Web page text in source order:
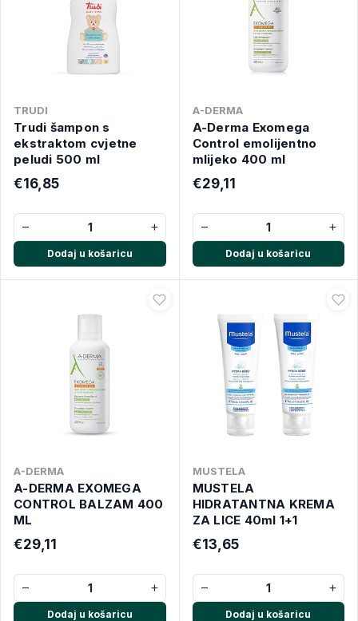
TRUDI
Trudi šampon s
ekstraktom cvjetne
peludi 500 ml
€16,85
− +
Dodaj u košaricu
A-DERMA
A-Derma Exomega
Control emolijentno
mlijeko 400 ml
€29,11
− +
Dodaj u košaricu
A-DERMA
A-DERMA EXOMEGA
CONTROL BALZAM 400
ML
€29,11
− +
Dodaj u košaricu
MUSTELA
MUSTELA
HIDRATANTNA KREMA
ZA LICE 40ml 1+1
€13,65
− +
Dodaj u košaricu